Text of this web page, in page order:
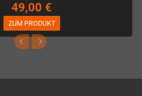
49,00 €
ZUM PRODUKT